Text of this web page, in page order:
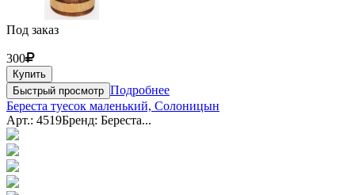
Под заказ
300
Купить
Быстрый просмотр Подробнее
Береста туесок маленький, Солоницын
Арт.: 4519Бренд: Береста...